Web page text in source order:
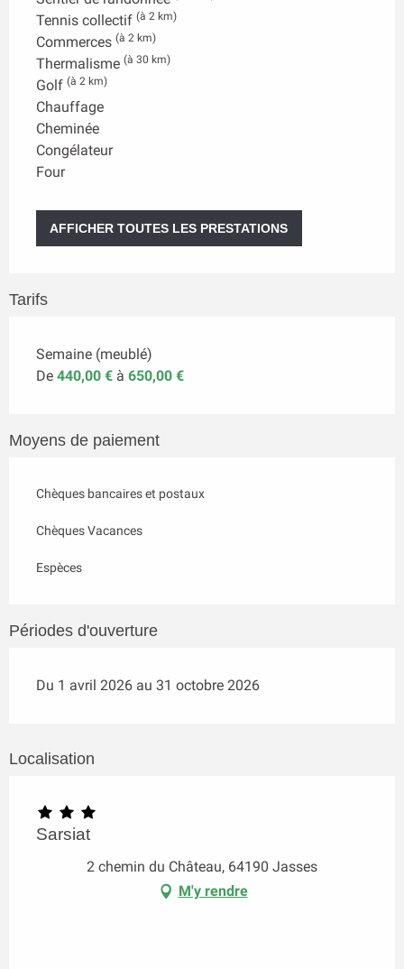
Tennis collectif (à 2 km)
Commerces (à 2 km)
Thermalisme (à 30 km)
Golf (à 2 km)
Chauffage
Cheminée
Congélateur
Four
AFFICHER TOUTES LES PRESTATIONS
Tarifs
Semaine (meublé)
De 440,00 € à 650,00 €
Moyens de paiement
Chèques bancaires et postaux
Chèques Vacances
Espèces
Périodes d'ouverture
Du 1 avril 2026 au 31 octobre 2026
Localisation
Sarsiat
2 chemin du Château, 64190 Jasses
M'y rendre